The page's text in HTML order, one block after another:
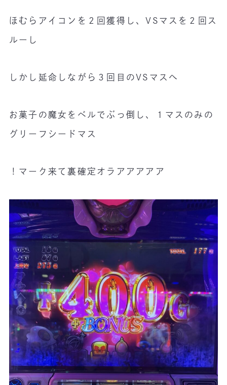
ほむらアイコンを２回獲得し、VSマスを２回ス
ルーし
しかし延命しながら３回目のVSマスへ
お菓子の魔女をベルでぶっ倒し、１マスのみの
グリーフシードマス
！マーク来て裏確定オラアアアアア